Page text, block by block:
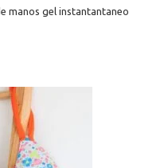
manos gel instantantaneo